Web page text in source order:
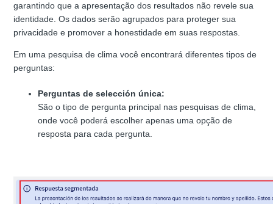
garantindo que a apresentação dos resultados não revele sua
identidade. Os dados serão agrupados para proteger sua
privacidade e promover a honestidade em suas respostas.
Em uma pesquisa de clima você encontrará diferentes tipos de
perguntas:
Perguntas de selección única:
São o tipo de pergunta principal nas pesquisas de clima,
onde você poderá escolher apenas uma opção de
resposta para cada pergunta.